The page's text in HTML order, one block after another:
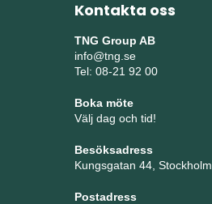
Kontakta oss
TNG Group AB
info@tng.se
Tel: 08-21 92 00
Boka möte
Välj dag och tid!
Besöksadress
Kungsgatan 44, Stockholm
Postadress